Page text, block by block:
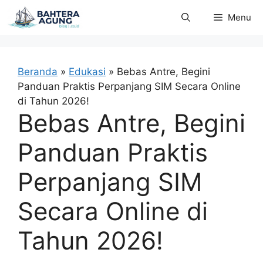
Langsung
ke
Menu
Beranda » Edukasi » Bebas Antre, Begini
Panduan Praktis Perpanjang SIM Secara Online
di Tahun 2026!
Bebas Antre, Begini
Panduan Praktis
Perpanjang SIM
Secara Online di
Tahun 2026!